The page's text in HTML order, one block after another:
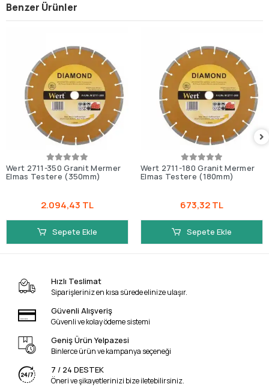
Benzer Ürünler
Wert 2711-350 Granit Mermer
Elmas Testere (350mm)
2.094,43 TL
Sepete Ekle
Wert 2711-180 Granit Mermer
Elmas Testere (180mm)
673,32 TL
Sepete Ekle
Hızlı Teslimat
Siparişleriniz en kısa sürede elinize ulaşır.
Güvenli Alışveriş
Güvenli ve kolay ödeme sistemi
Geniş Ürün Yelpazesi
Binlerce ürün ve kampanya seçeneği
7 / 24 DESTEK
Öneri ve şikayetlerinizi bize iletebilirsiniz.